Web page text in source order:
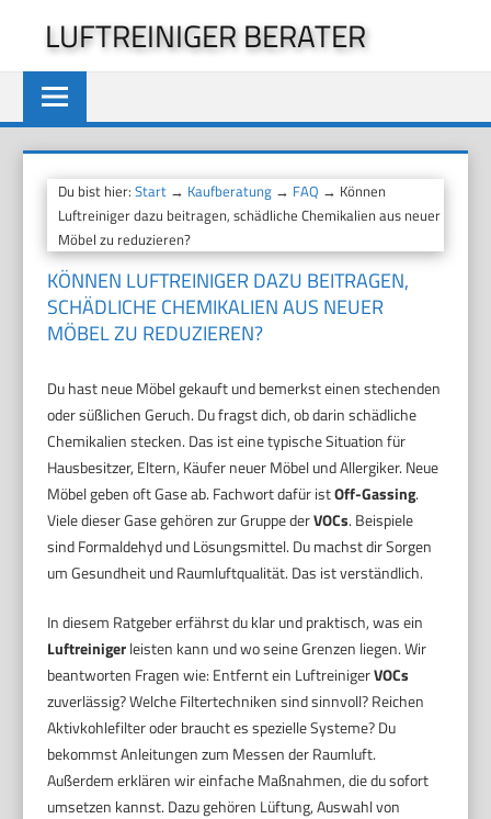
springen
LUFTREINIGER BERATER
Du bist hier:Start → Kaufberatung → FAQ → Können
Luftreiniger dazu beitragen, schädliche Chemikalien aus neuer
Möbel zu reduzieren?
KÖNNEN LUFTREINIGER DAZU BEITRAGEN,
SCHÄDLICHE CHEMIKALIEN AUS NEUER
MÖBEL ZU REDUZIEREN?
Du hast neue Möbel gekauft und bemerkst einen stechenden
oder süßlichen Geruch. Du fragst dich, ob darin schädliche
Chemikalien stecken. Das ist eine typische Situation für
Hausbesitzer, Eltern, Käufer neuer Möbel und Allergiker. Neue
Möbel geben oft Gase ab. Fachwort dafür istOff-Gassing.
Viele dieser Gase gehören zur Gruppe derVOCs. Beispiele
sind Formaldehyd und Lösungsmittel. Du machst dir Sorgen
um Gesundheit und Raumluftqualität. Das ist verständlich.
In diesem Ratgeber erfährst du klar und praktisch, was ein
Luftreinigerleisten kann und wo seine Grenzen liegen. Wir
beantworten Fragen wie: Entfernt ein LuftreinigerVOCs
zuverlässig? Welche Filtertechniken sind sinnvoll? Reichen
Aktivkohlefilter oder braucht es spezielle Systeme? Du
bekommst Anleitungen zum Messen der Raumluft.
Außerdem erklären wir einfache Maßnahmen, die du sofort
umsetzen kannst. Dazu gehören Lüftung, Auswahl von